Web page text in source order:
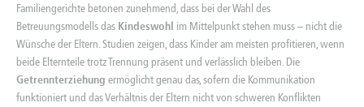
Familiengerichte betonen zunehmend, dass bei der Wahl des
Betreuungsmodellsdas Kindeswohl im Mittelpunkt stehen muss – nicht die
Wünsche der Eltern. Studien zeigen, dass Kinder am meisten profitieren, wenn
beide Elternteile trotz Trennung präsent und verlässlich bleiben. Die
Getrennterziehung ermöglicht genau das, sofern die Kommunikation
funktioniert und das Verhältnis der Eltern nicht von schweren Konflikten